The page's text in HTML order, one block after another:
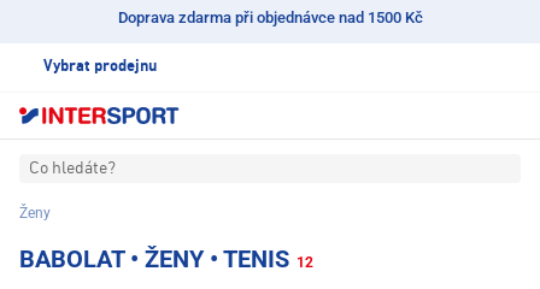
Doprava zdarma při objednávce nad 1500 Kč
Vybrat prodejnu
Co hledáte?
Ženy
BABOLAT • ŽENY • TENIS 12